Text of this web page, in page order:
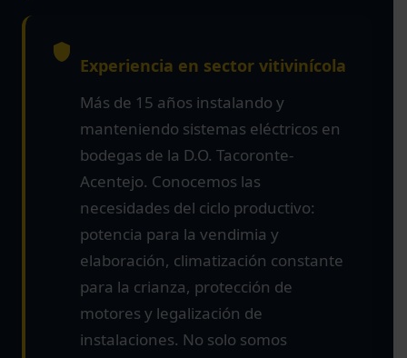
Experiencia en sector vitivinícola
Más de 15 años instalando y
manteniendo sistemas eléctricos en
bodegas de la D.O. Tacoronte-
Acentejo. Conocemos las
necesidades del ciclo productivo:
potencia para la vendimia y
elaboración, climatización constante
para la crianza, protección de
motores y legalización de
instalaciones. No solo somos